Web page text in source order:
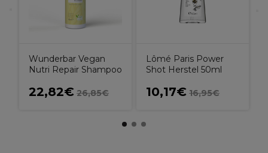
Wunderbar Vegan
Nutri Repair Shampoo
22,82€ 26,85€
Lômé Paris Power
Shot Herstel 50ml
10,17€ 16,95€